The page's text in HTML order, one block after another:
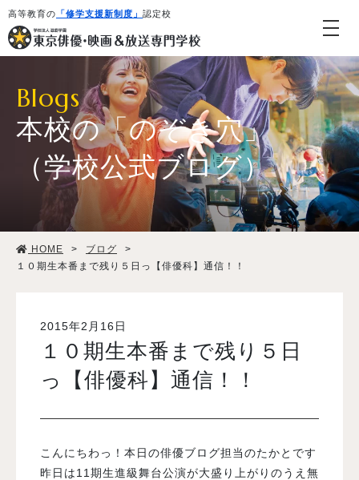
高等教育の 「修学支援新制度」 認定校
学校紹介・教育システム
専攻・コース紹介
就職・デビュー
学校情報
Blogs
本校の「のぞき穴」
（学校公式ブログ）
HOME > ブログ
>
１０期生本番まで残り５日っ【俳優科】通信！！
2015年2月16日
１０期生本番まで残り５日
っ【俳優科】通信！！
こんにちわっ！本日の俳優ブログ担当のたかとです
昨日は11期生進級舞台公演が大盛り上がりのうえ無